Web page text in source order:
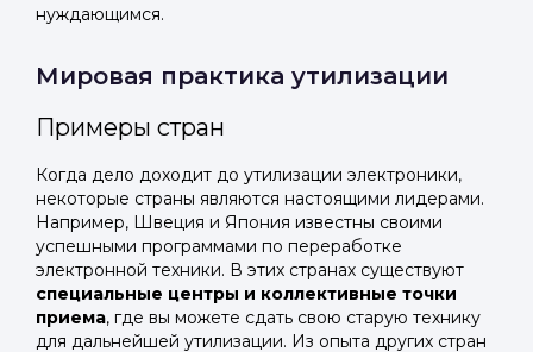
нуждающимся.
Мировая практика утилизации
Примеры стран
Когда дело доходит до утилизации электроники,
некоторые страны являются настоящими лидерами.
Например, Швеция и Япония известны своими
успешными программами по переработке
электронной техники. В этих странах существуют
специальные центры и коллективные точки
приема, где вы можете сдать свою старую технику
для дальнейшей утилизации. Из опыта других стран